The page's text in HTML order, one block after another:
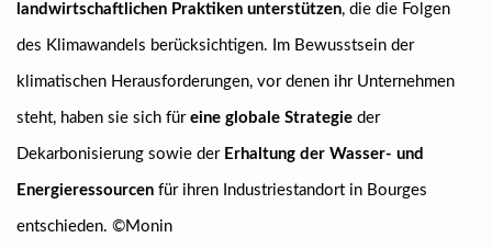
landwirtschaftlichen Praktiken unterstützen, die die Folgen
des Klimawandels berücksichtigen. Im Bewusstsein der
klimatischen Herausforderungen, vor denen ihr Unternehmen
steht, haben sie sich füreine globale Strategie der
Dekarbonisierung sowie der Erhaltung der Wasser- und
Energieressourcen für ihren Industriestandort in Bourges
entschieden. ©Monin